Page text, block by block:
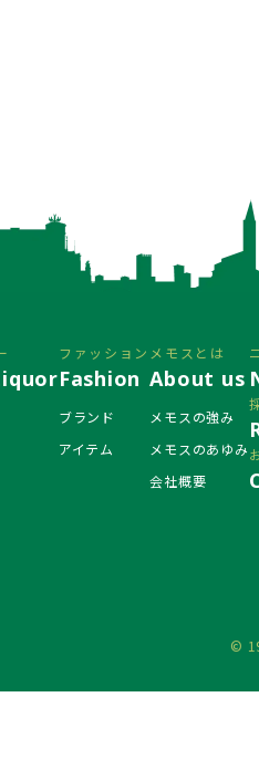
ファッション
Fashion
ブランド
アイテム
メモスとは
About us
メモスの強み
メモスのあゆみ
会社概要
©